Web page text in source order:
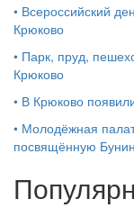
• Всероссийский
Крюково
• Парк, пруд,
Крюково
• В Крюково
• Молодёжная
посвящённую